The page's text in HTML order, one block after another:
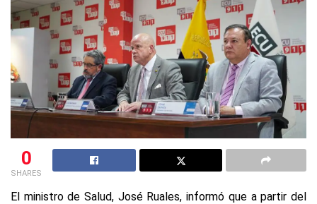
0
SHARES
El ministro de Salud, José Ruales, informó que a partir del